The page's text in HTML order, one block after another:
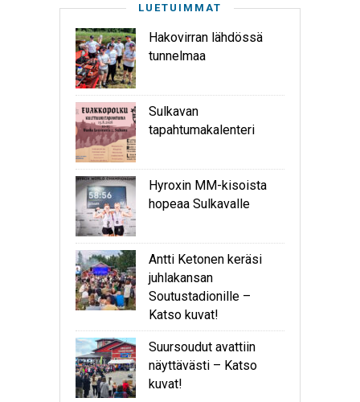
LUETUIMMAT
Hakovirran lähdössä
tunnelmaa
Sulkavan
tapahtumakalenteri
Hyroxin MM-kisoista
hopeaa Sulkavalle
Antti Ketonen keräsi
juhlakansan
Soutustadionille –
Katso kuvat!
Suursoudut avattiin
näyttävästi – Katso
kuvat!